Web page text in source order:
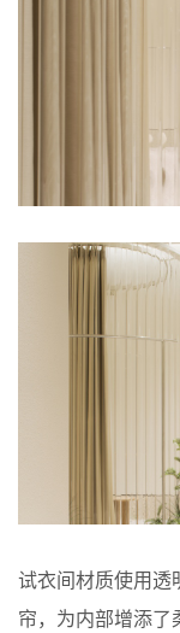
试衣间材质使用透
帘，为内部增添了